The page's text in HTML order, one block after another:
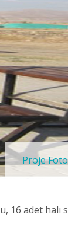
Proje
adet halı